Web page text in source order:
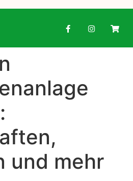
und mehr